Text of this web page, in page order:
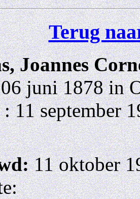
Terug
Joannes
juni 1878 in
11 september
11 oktober